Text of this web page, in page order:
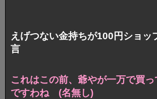
えげつない金持ちが100円ショッ
言
これはこの前、爺やが一万で買
ですわね (名無し)